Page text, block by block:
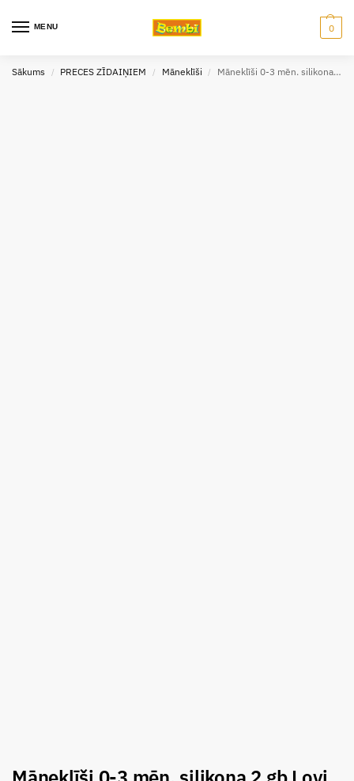
MENU 0
Sākums / PRECES ZĪDAIŅIEM / Māneklīši / Māneklīši 0-3 mēn. silikona 2 gb Lovi